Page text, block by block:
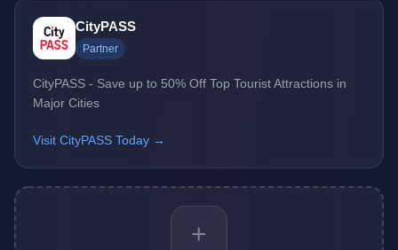
CityPASS
Partner
CityPASS - Save up to 50% Off Top Tourist Attractions in
Major Cities
Visit CityPASS Today →
+